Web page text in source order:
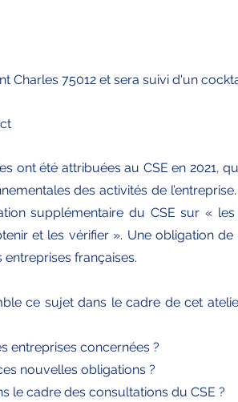
Charles 75012 et sera suivi d'un
ont été attribuées au CSE en 2021,
des activités de
supplémentaire du CSE sur «
et les vérifier ». Une obligation
françaises.
ce sujet dans le cadre de cet
entreprises concernées ?
nouvelles obligations ?
le cadre des consultations du CSE ?